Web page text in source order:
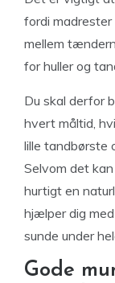
fordi
mellem
for huller og
Du skal derfor
hvert måltid,
lille tandbørste
Selvom det
hurtigt en
hjælper dig
sunde under
Gode